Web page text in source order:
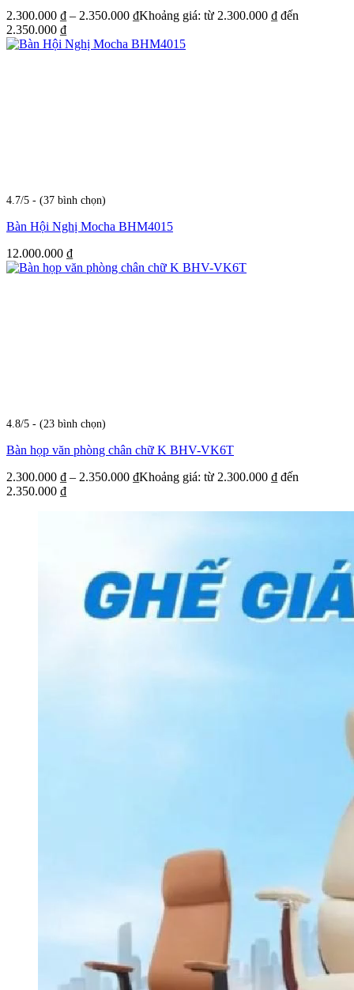
2.300.000 ₫ – 2.350.000 ₫Khoảng giá: từ 2.300.000 ₫ đến
2.350.000 ₫
4.7/5 - (37 bình chọn)
Bàn Hội Nghị Mocha BHM4015
12.000.000 ₫
4.8/5 - (23 bình chọn)
Bàn họp văn phòng chân chữ K BHV-VK6T
2.300.000 ₫ – 2.350.000 ₫Khoảng giá: từ 2.300.000 ₫ đến
2.350.000 ₫